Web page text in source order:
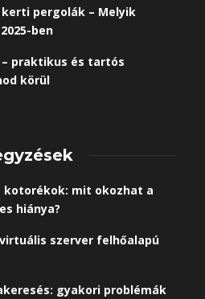
pergolák – Melyik
ben
praktikus és tartós
körül
kotorékok: mit okozhat a
hiánya?
szerver felhőalapú
gyakori problémák